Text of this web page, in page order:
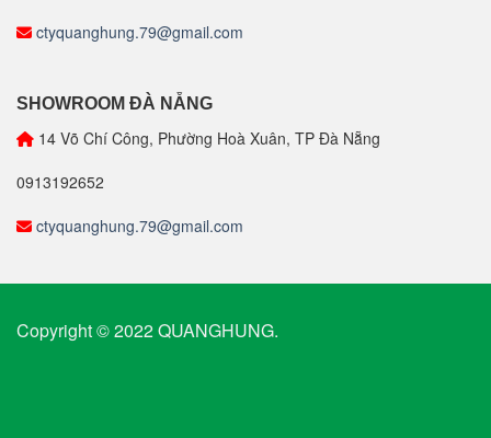
ctyquanghung.79@gmail.com
SHOWROOM ĐÀ NẴNG
14 Võ Chí Công, Phường Hoà Xuân, TP Đà Nẵng
0913192652
ctyquanghung.79@gmail.com
Copyright © 2022 QUANGHUNG.